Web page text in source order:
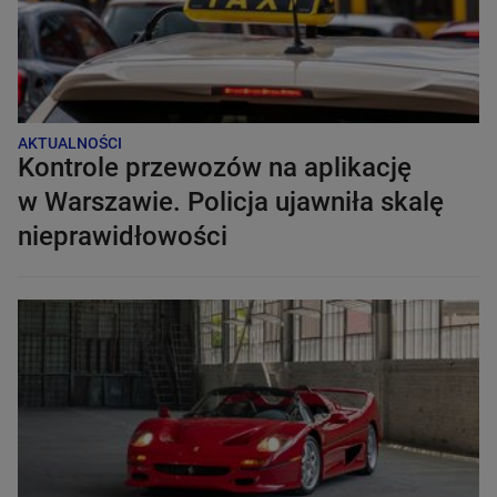
AKTUALNOŚCI
Kontrole przewozów na aplikację
w Warszawie. Policja ujawniła skalę
nieprawidłowości